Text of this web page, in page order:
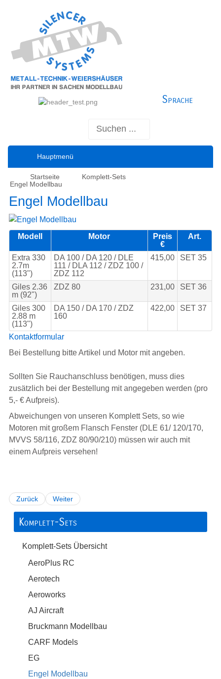
Sprache
Hauptmenü
Startseite
Komplett-Sets
Engel Modellbau
Engel Modellbau
Modell Motor
Preis
€
Art.
Extra 330
2.7m
(113")
DA 100 / DA 120 / DLE
111 / DLA 112 / ZDZ 100 /
ZDZ 112
415,00 SET 35
Giles 2.36
m (92")
ZDZ 80 231,00 SET 36
Giles 300
2.88 m
(113")
DA 150 / DA 170 / ZDZ
160
422,00 SET 37
Kontaktformular
Bei Bestellung bitte Artikel und Motor mit angeben.
Sollten Sie Rauchanschluss benötigen, muss dies
zusätzlich bei der Bestellung mit angegeben werden (pro
5,- € Aufpreis).
Abweichungen von unseren Komplett Sets, so wie
Motoren mit großem Flansch Fenster (DLE 61/ 120/170,
MVVS 58/116, ZDZ 80/90/210) müssen wir auch mit
einem Aufpreis versehen!
Zurück Weiter
Komplett-Sets
Komplett-Sets Übersicht
AeroPlus RC
Aerotech
Aeroworks
AJ Aircraft
Bruckmann Modellbau
CARF Models
EG
Engel Modellbau